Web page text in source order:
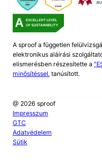
A sproof a független
elektronikus aláírási
elismerésben részesítette a
minősítéssel.tanúsított.
@ 2026 sproof
Impresszum
GTC
Adatvédelem
Sütik